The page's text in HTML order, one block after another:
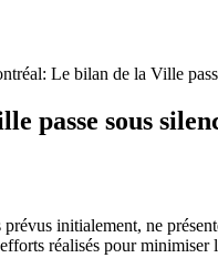
Le bilan de la Ville
passe sous
initialement, ne
réalisés pour